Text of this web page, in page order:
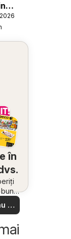
în
–
să